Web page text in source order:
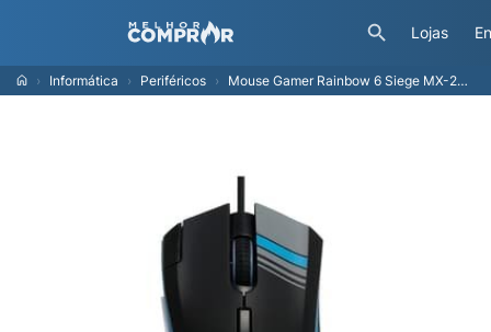
Lojas
Informática Periféricos Mouse Gamer Rainbow 6 Siege MX-200, Checkpoint, 10000 DPI, 7 Botões, Operator Series - R6-MS-1000